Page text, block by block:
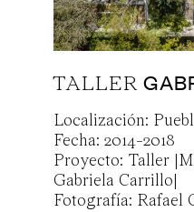
TALLER
Localización:
Fecha: 2014-2018
Proyecto: Taller
Gabriela Carrillo|
Fotografía: Rafael